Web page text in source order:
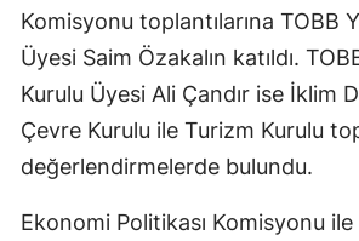
Komisyonu toplantılarına TOBB
Üyesi Saim Özakalın katıldı.
Kurulu Üyesi Ali Çandır ise İklim
Çevre Kurulu ile Turizm Kurulu
değerlendirmelerde bulundu.
Ekonomi Politikası Komisyonu